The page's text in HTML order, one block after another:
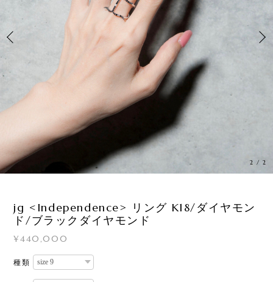
1 /2
jg <Independence> リング K18/ダイヤモン
ド/ブラックダイヤモンド
¥440,000
種類